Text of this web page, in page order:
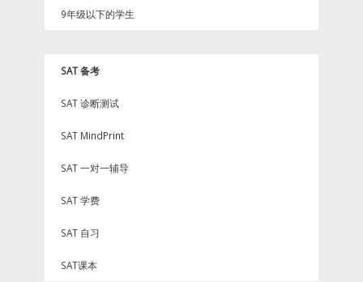
9年级以下的学生
SAT 备考
SAT 诊断测试
SAT MindPrint
SAT 一对一辅导
SAT 学费
SAT 自习
SAT课本